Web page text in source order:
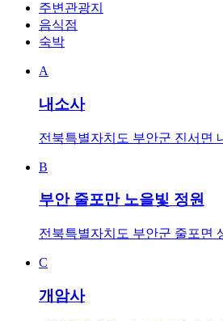
주변관광지
음식점
숙박
A
내소사
전북특별자치도 부안군 진서면
B
부안 줄포만 노을빛 정원
전북특별자치도 부안군 줄포면
C
개암사